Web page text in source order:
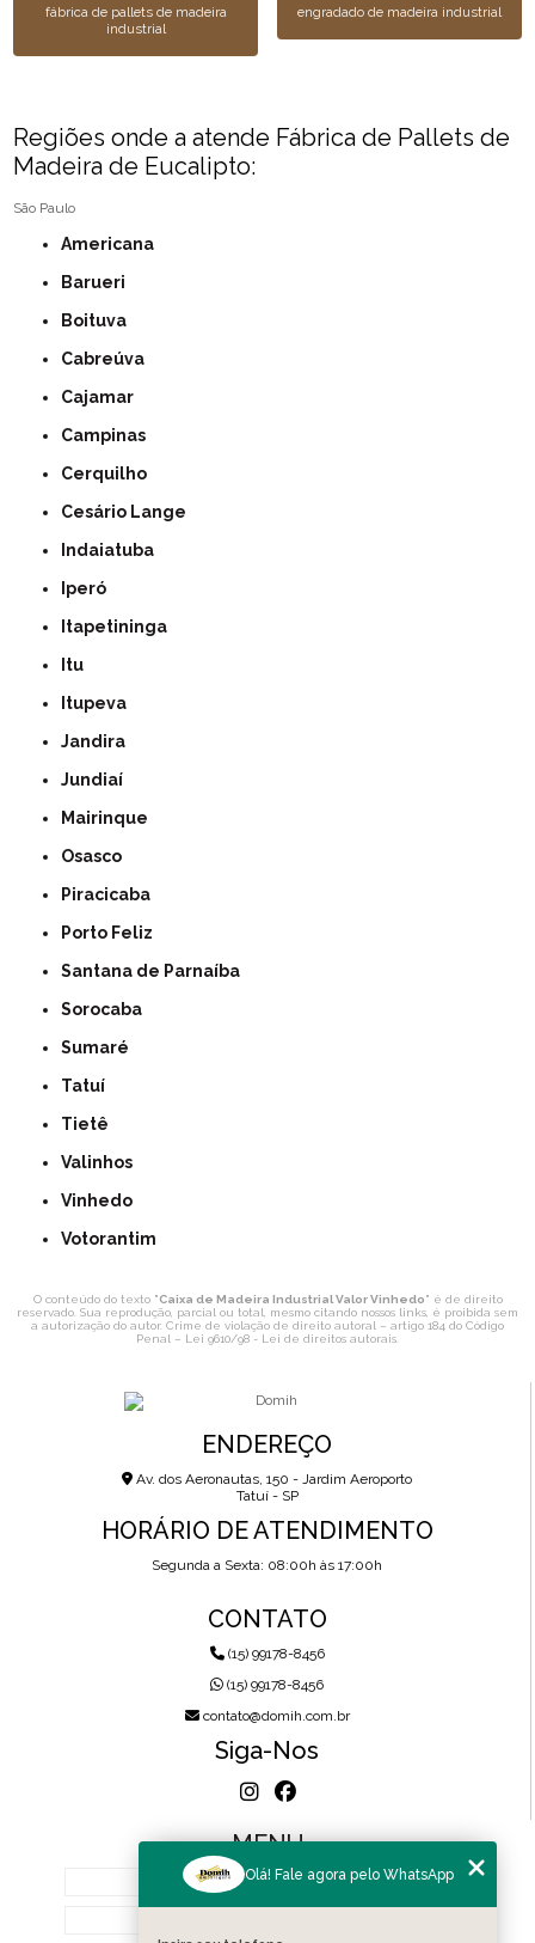
fábrica de pallets de madeira
industrial
engradado de madeira industrial
Regiões onde a atende Fábrica de Pallets de
Madeira de Eucalipto:
São Paulo
Americana
Barueri
Boituva
Cabreúva
Cajamar
Campinas
Cerquilho
Cesário Lange
Indaiatuba
Iperó
Itapetininga
Itu
Itupeva
Jandira
Jundiaí
Mairinque
Osasco
Piracicaba
Porto Feliz
Santana de Parnaíba
Sorocaba
Sumaré
Tatuí
Tietê
Valinhos
Vinhedo
Votorantim
O conteúdo do texto "Caixa de Madeira Industrial Valor Vinhedo" é de direito
reservado. Sua reprodução, parcial ou total, mesmo citando nossos links, é proibida sem
a autorização do autor. Crime de violação de direito autoral – artigo 184 do Código
Penal – Lei 9610/98 - Lei de direitos autorais
ENDEREÇO
Av. dos Aeronautas, 150 - Jardim Aeroporto
Tatuí - SP
HORÁRIO DE ATENDIMENTO
Segunda a Sexta: 08:00h às 17:00h
CONTATO
(15) 99178-8456
(15) 99178-8456
contato@domih.com.br
Siga-Nos
MENU
HOME
Olá! Fale agora pelo WhatsApp